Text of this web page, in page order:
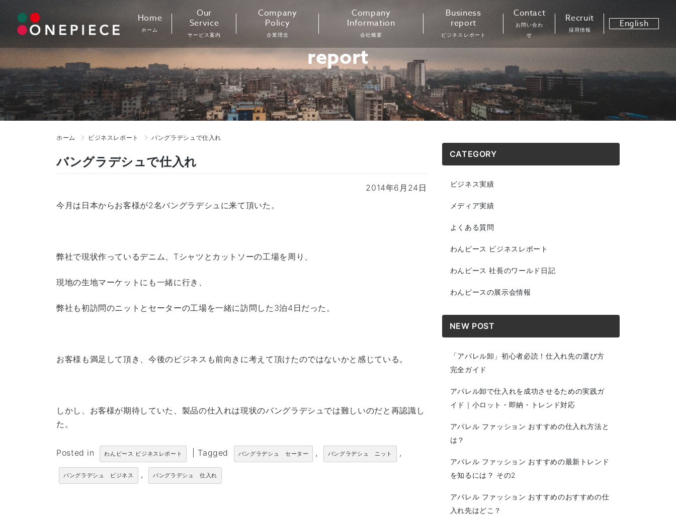
content
Home
ホーム
Our
Service
サービス案内
Company
Policy
企業理念
Company
Information
会社概要
Business
report
ビジネスレポート
Contact
お問い合わ
せ
Recruit
採用情報 English
report
ホーム ビジネスレポート バングラデシュで仕入れ
バングラデシュで仕入れ
2014年6月24日
今月は日本からお客様が2名バングラデシュに来て頂いた。
弊社で現状作っているデニム、Tシャツとカットソーの工場を周り、
現地の生地マーケットにも一緒に行き、
弊社も初訪問のニットとセーターの工場を一緒に訪問した3泊4日だった。
お客様も満足して頂き、今後のビジネスも前向きに考えて頂けたのではないかと感じている。
しかし、お客様が期待していた、製品の仕入れは現状のバングラデシュでは難しいのだと再認識し
た。
Posted in わんピース ビジネスレポート Tagged バングラデシュ セーター , バングラデシュ ニット ,
バングラデシュ ビジネス , バングラデシュ 仕入れ
CATEGORY
ビジネス実績
メディア実績
よくある質問
わんピース ビジネスレポート
わんピース 社長のワールド日記
わんピースの展示会情報
NEW POST
「アパレル卸」初心者必読！仕入れ先の選び方
完全ガイド
アパレル卸で仕入れを成功させるための実践ガ
イド｜小ロット・即納・トレンド対応
アパレル ファッション おすすめの仕入れ方法と
は？
アパレル ファッション おすすめの最新トレンド
を知るには？ その2
アパレル ファッション おすすめのおすすめの仕
入れ先はどこ？